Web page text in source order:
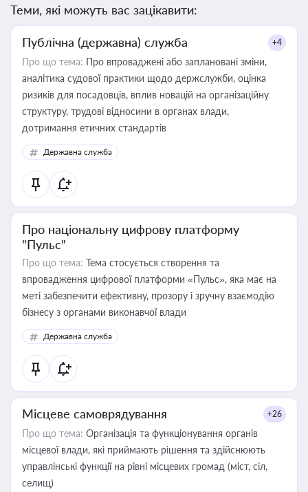
Теми, які можуть вас зацікавити:
Публічна (державна) служба +4
Про що тема: Про впроваджені або заплановані зміни,
аналітика судової практики щодо держслужби, оцінка
ризиків для посадовців, вплив новацій на організаційну
структуру, трудові відносини в органах влади,
дотримання етичних стандартів
Державна служба
Про національну цифрову платформу
"Пульс"
Про що тема: Тема стосується створення та
впровадження цифрової платформи «Пульс», яка має на
меті забезпечити ефективну, прозору і зручну взаємодію
бізнесу з органами виконавчої влади
Державна служба
Місцеве самоврядування +26
Про що тема: Організація та функціонування органів
місцевої влади, які приймають рішення та здійснюють
управлінські функції на рівні місцевих громад (міст, сіл,
селищ)